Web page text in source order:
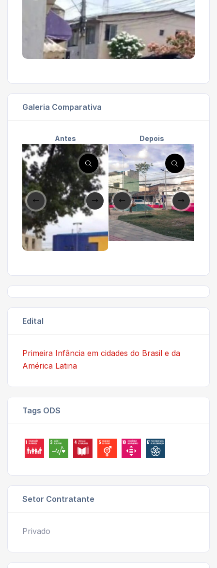
Galeria Comparativa
Antes
'
Depois
Edital
Primeira Infância em cidades do Brasil e da
América Latina
Tags ODS
Setor Contratante
Privado